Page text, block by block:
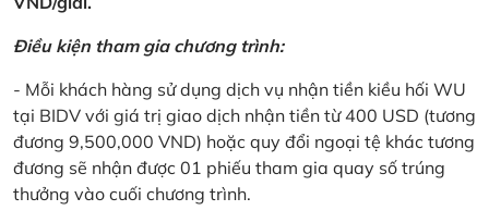
Điều kiện tham gia chương trình:
- Mỗi khách hàng sử dụng dịch vụ nhận tiền kiều hối WU
tại BIDV với giá trị giao dịch nhận tiền từ 400 USD (tương
đương 9,500,000 VND) hoặc quy đổi ngoại tệ khác tương
đương sẽ nhận được 01 phiếu tham gia quay số trúng
thưởng vào cuối chương trình.